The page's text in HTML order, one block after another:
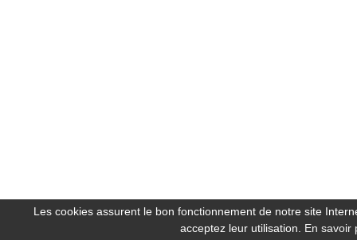
Les cookies assurent le bon fonctionnement de notre site
acceptez leur utilisation. En savoir